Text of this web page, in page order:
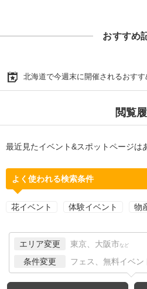
おすすめ
北海道で今週末に開催されるおす
閲覧
最近見たイベント&スポットページは
よく使われる検索条件
花イベント 体験イベント 物
エリア変更 東京、大阪市 など
条件変更 フェス、無料イベン